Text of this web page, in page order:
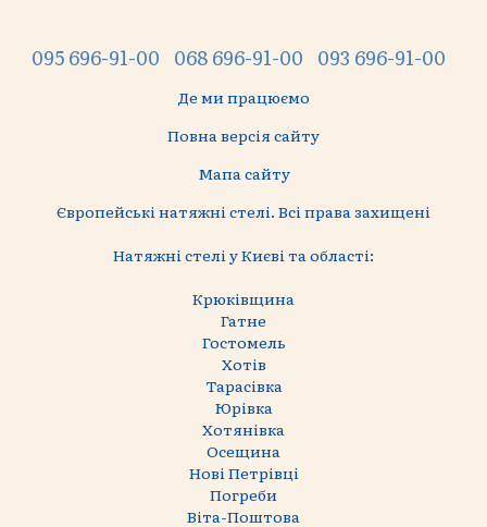
095 696-91-00 068 696-91-00 093 696-91-00
Де ми працюємо
Повна версія сайту
Мапа сайту
Європейські натяжні стелі. Всі права захищені
Натяжні стелі у Києві та області:
Крюківщина
Гатне
Гостомель
Хотів
Тарасівка
Юрівка
Хотянівка
Осещина
Нові Петрівці
Погреби
Віта-Поштова